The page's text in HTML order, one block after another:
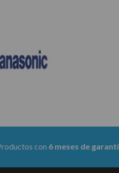
con6 meses de garantía